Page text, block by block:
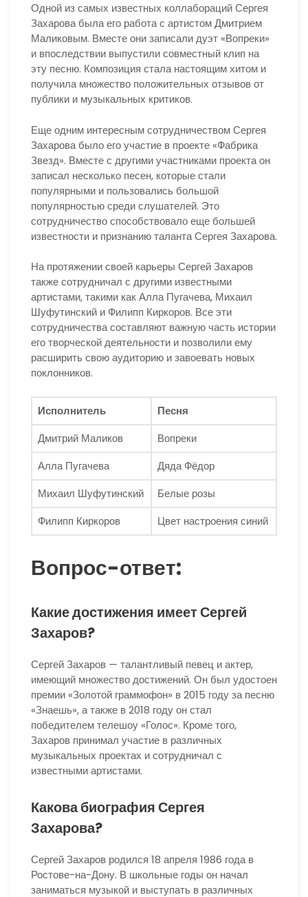
Одной из самых известных коллабораций Сергея
Захарова была его работа с артистом Дмитрием
Маликовым. Вместе они записали дуэт «Вопреки»
и впоследствии выпустили совместный клип на
эту песню. Композиция стала настоящим хитом и
получила множество положительных отзывов от
публики и музыкальных критиков.
Еще одним интересным сотрудничеством Сергея
Захарова было его участие в проекте «Фабрика
Звезд». Вместе с другими участниками проекта он
записал несколько песен, которые стали
популярными и пользовались большой
популярностью среди слушателей. Это
сотрудничество способствовало еще большей
известности и признанию таланта Сергея Захарова.
На протяжении своей карьеры Сергей Захаров
также сотрудничал с другими известными
артистами, такими как Алла Пугачева, Михаил
Шуфутинский и Филипп Киркоров. Все эти
сотрудничества составляют важную часть истории
его творческой деятельности и позволили ему
расширить свою аудиторию и завоевать новых
поклонников.
Исполнитель
Песня
Дмитрий Маликов
Вопреки
Алла Пугачева
Дяда Фёдор
Михаил Шуфутинский
Белые розы
Филипп Киркоров
Цвет настроения синий
Вопрос-ответ:
Какие достижения имеет Сергей
Захаров?
Сергей Захаров — талантливый певец и актер,
имеющий множество достижений. Он был удостоен
премии «Золотой граммофон» в 2015 году за песню
«Знаешь», а также в 2018 году он стал
победителем телешоу «Голос». Кроме того,
Захаров принимал участие в различных
музыкальных проектах и сотрудничал с
известными артистами.
Какова биография Сергея
Захарова?
Сергей Захаров родился 18 апреля 1986 года в
Ростове-на-Дону. В школьные годы он начал
заниматься музыкой и выступать в различных